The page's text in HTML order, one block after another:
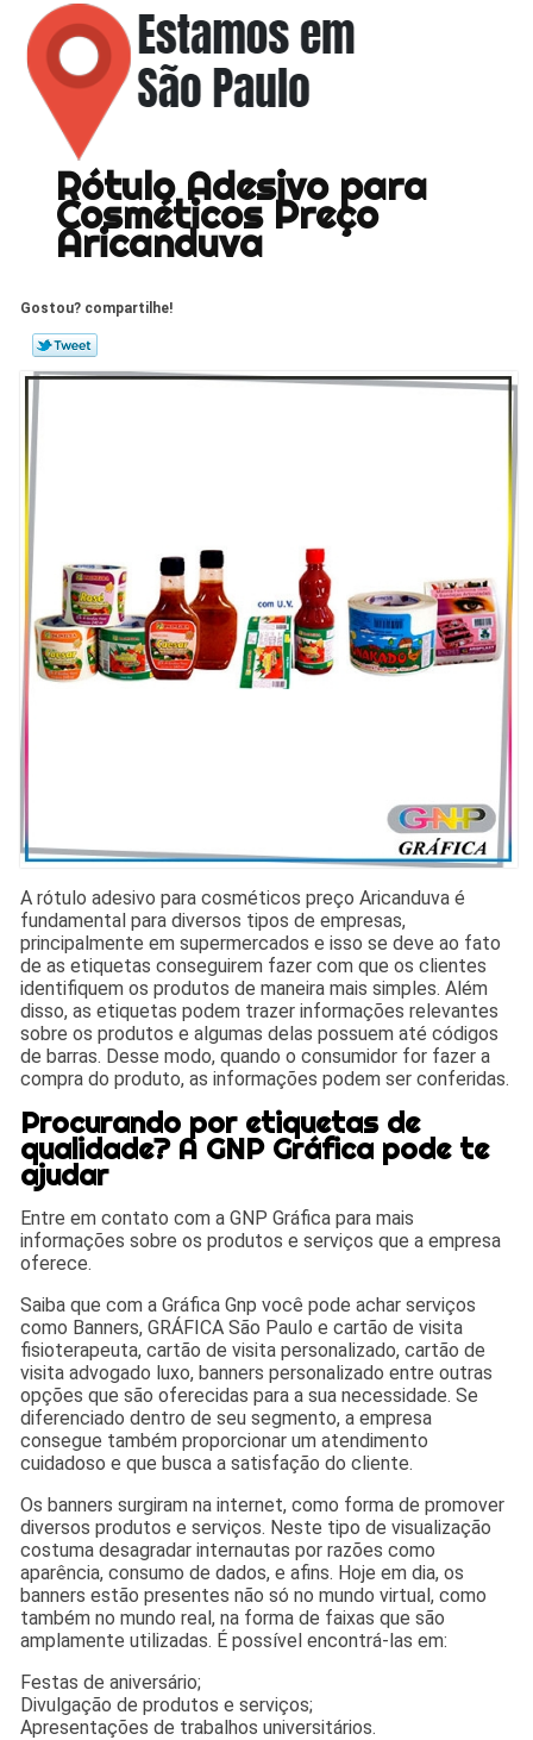
Rótulo Adesivo para
Cosméticos Preço
Aricanduva
Gostou? compartilhe!
A rótulo adesivo para cosméticos preço Aricanduva é
fundamental para diversos tipos de empresas,
principalmente em supermercados e isso se deve ao fato
de as etiquetas conseguirem fazer com que os clientes
identifiquem os produtos de maneira mais simples. Além
disso, as etiquetas podem trazer informações relevantes
sobre os produtos e algumas delas possuem até códigos
de barras. Desse modo, quando o consumidor for fazer a
compra do produto, as informações podem ser conferidas.
Procurando por etiquetas de
qualidade? A GNP Gráfica pode te
ajudar
Entre em contato com a GNP Gráfica para mais
informações sobre os produtos e serviços que a empresa
oferece.
Saiba que com a Gráfica Gnp você pode achar serviços
como Banners, GRÁFICA São Paulo e cartão de visita
fisioterapeuta, cartão de visita personalizado, cartão de
visita advogado luxo, banners personalizado entre outras
opções que são oferecidas para a sua necessidade. Se
diferenciado dentro de seu segmento, a empresa
consegue também proporcionar um atendimento
cuidadoso e que busca a satisfação do cliente.
Os banners surgiram na internet, como forma de promover
diversos produtos e serviços. Neste tipo de visualização
costuma desagradar internautas por razões como
aparência, consumo de dados, e afins. Hoje em dia, os
banners estão presentes não só no mundo virtual, como
também no mundo real, na forma de faixas que são
amplamente utilizadas. É possível encontrá-las em:
Festas de aniversário;
Divulgação de produtos e serviços;
Apresentações de trabalhos universitários.